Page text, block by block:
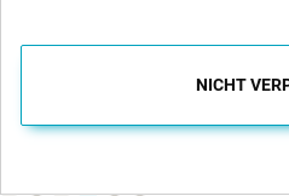
NICHT